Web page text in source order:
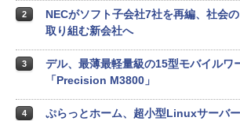
2
NECがソフト子会社7社を再編、社会
取り組む新会社へ
3
デル、最薄最軽量級の15型モバイルワ
「Precision M3800」
4
ぷらっとホーム、超小型Linuxサーバ